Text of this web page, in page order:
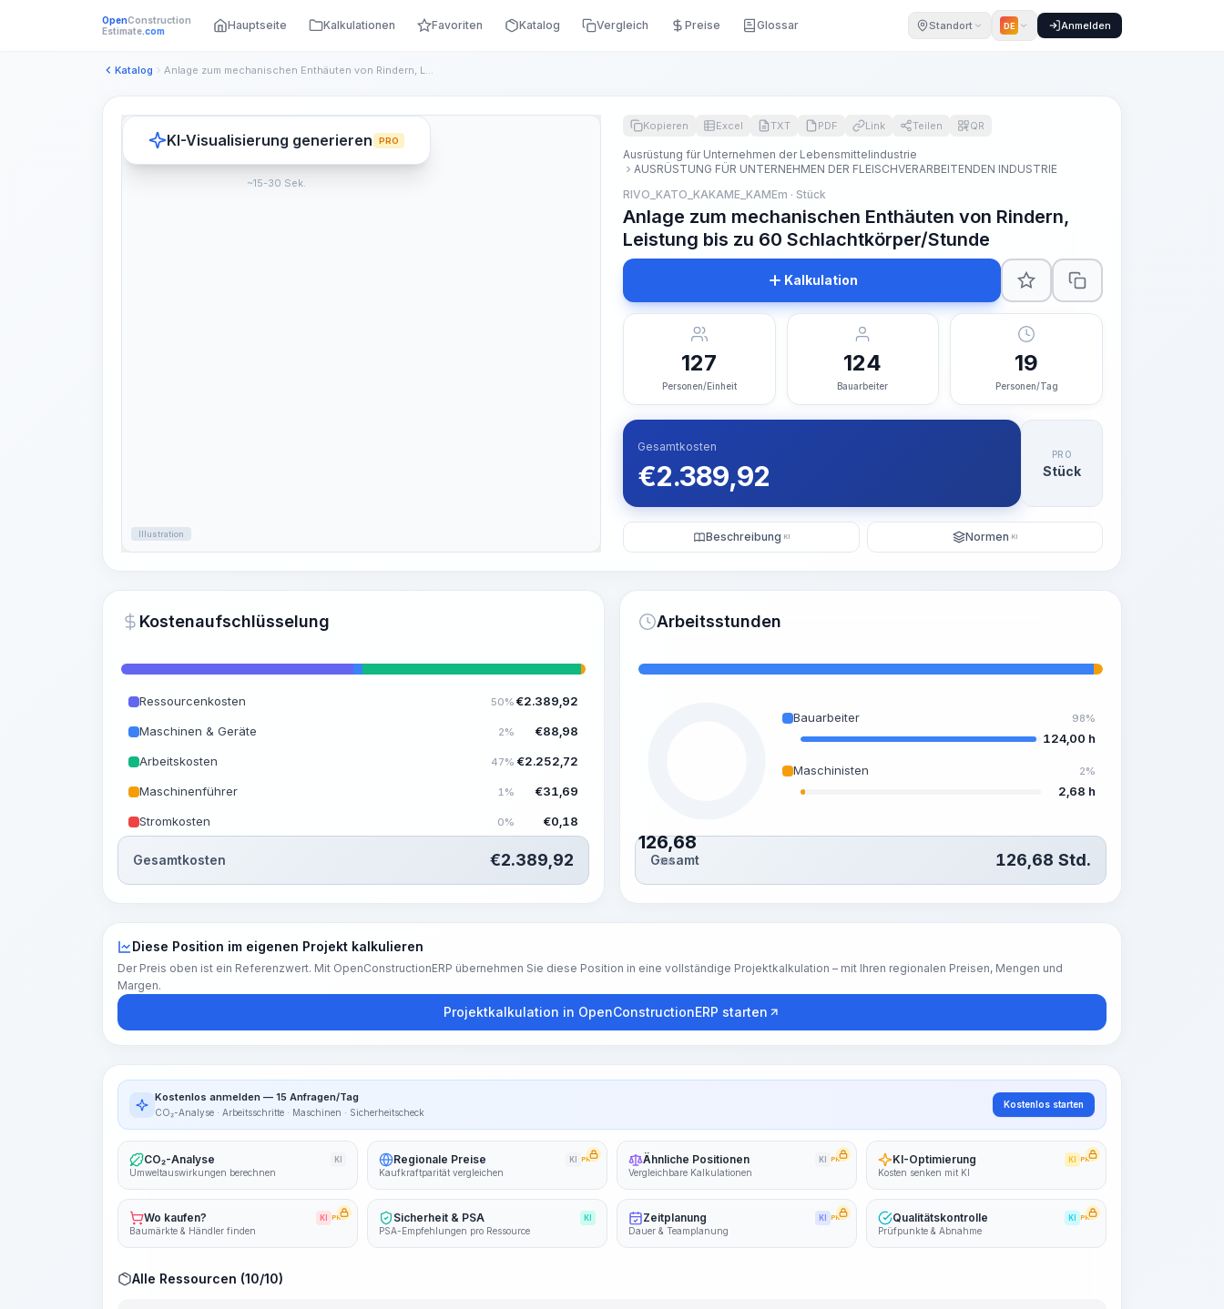
OpenConstruction
Estimate.com Hauptseite Kalkulationen Favoriten Katalog Vergleich Preise Glossar Standort DE Anmelden
Katalog Anlage zum mechanischen Enthäuten von Rindern, Leistung bis ...
Illustration
KI-Visualisierung generieren PRO
~15-30 Sek.
Kopieren Excel TXT PDF Link Teilen QR
Ausrüstung für Unternehmen der Lebensmittelindustrie
AUSRÜSTUNG FÜR UNTERNEHMEN DER FLEISCHVERARBEITENDEN INDUSTRIE
RIVO_KATO_KAKAME_KAMEm · Stück
Anlage zum mechanischen Enthäuten von Rindern,
Leistung bis zu 60 Schlachtkörper/Stunde
Kalkulation
127
Personen/Einheit
124
Bauarbeiter
19
Personen/Tag
Gesamtkosten
€2.389,92
PRO
Stück
Beschreibung KI Normen KI
Kostenaufschlüsselung
Ressourcenkosten 50% €2.389,92
Maschinen & Geräte 2% €88,98
Arbeitskosten 47% €2.252,72
Maschinenführer 1% €31,69
Stromkosten 0% €0,18
Gesamtkosten €2.389,92
Arbeitsstunden
126,68
Std.
Bauarbeiter 98%
124,00 h
Maschinisten 2%
2,68 h
Gesamt 126,68 Std.
Diese Position im eigenen Projekt kalkulieren
Der Preis oben ist ein Referenzwert. Mit OpenConstructionERP übernehmen Sie diese Position in eine vollständige Projektkalkulation – mit Ihren regionalen Preisen, Mengen und
Margen.
Projektkalkulation in OpenConstructionERP starten
Kostenlos anmelden — 15 Anfragen/Tag
CO₂-Analyse · Arbeitsschritte · Maschinen · Sicherheitscheck
Kostenlos starten
CO₂-Analyse KI
Umweltauswirkungen berechnen
Regionale Preise KI PRO
Kaufkraftparität vergleichen
Ähnliche Positionen KI PRO
Vergleichbare Kalkulationen
KI-Optimierung KI PRO
Kosten senken mit KI
Wo kaufen? KI PRO
Baumärkte & Händler finden
Sicherheit & PSA KI
PSA-Empfehlungen pro Ressource
Zeitplanung KI PRO
Dauer & Teamplanung
Qualitätskontrolle KI PRO
Prüfpunkte & Abnahme
Alle Ressourcen (10/10)